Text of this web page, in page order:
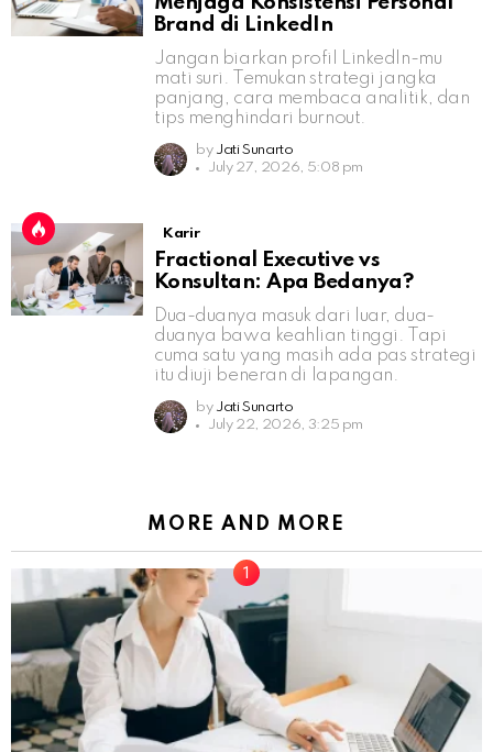
Brand di LinkedIn
Jangan biarkan profil LinkedIn-mu
mati suri. Temukan strategi jangka
panjang, cara membaca analitik, dan
tips menghindari burnout.
by Jati Sunarto
July 27, 2026, 5:08 pm
Karir
Fractional Executive vs
Konsultan: Apa Bedanya?
Dua-duanya masuk dari luar, dua-
duanya bawa keahlian tinggi. Tapi
cuma satu yang masih ada pas strategi
itu diuji beneran di lapangan.
by Jati Sunarto
July 22, 2026, 3:25 pm
MORE AND MORE